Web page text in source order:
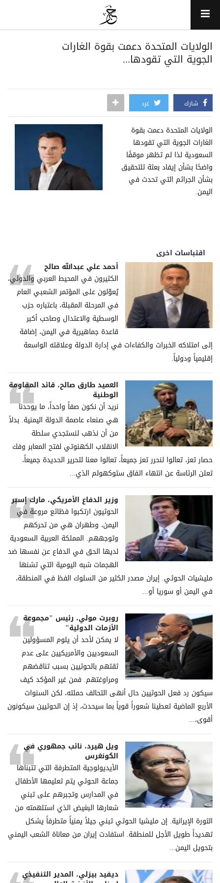
الولايات المتحدة دعمت بقوة الغارات
الجوية التي تقودها...
شارك غرد
الولايات المتحدة دعمت بقوة
الغارات الجوية التي تقودها
السعودية لذا لم تظهر موقفًا
واضحًا بشأن إيفاد بعثة للتحقيق
بشأن الجرائم التي تحدث في
اليمن.
اقتباسات اخرى
أحمد علي عبدالله صالح
الكثيرون في المحيط العربي والدولي،
يُعوّلون على المؤتمر الشعبي العام
في المرحلة المقبلة، باعتباره حزب
الوسطية والاعتدال وصاحب أكبر
قاعدة جماهيرية في اليمن، إضافة
إلى امتلاكه الخبرات والكفاءات في إدارة الدولة وعلاقته الواسعة
إقليمياً ودولياً.
العميد طارق صالح، قائد المقاومة
الوطنية
نريد أن نكون صفاً واحداً، ما يوحدنا
هي صنعاء عاصمة الدولة اليمنية. بدلاً
من أن نذهب لنستجدي سلطة
الانقلاب الكهنوتي لفتح المعابر وفك
حصار تعز، تعالوا لنحرر تعز جميعاً، تعالوا معنا لتحرير الحديدة جميعاً،
تعلن الرئاسة عن انتهاء اتفاق ستوكهولم الذي...
وزير الدفاع الأمريكي، مارك إسبر
الحوثيون ارتكبوا فظائع مروعة في
اليمن، وطهران هي من تحركهم
وتوجههم. المملكة العربية السعودية
لديها الحق في الدفاع عن نفسها ضد
الهجمات شبه اليومية التي تشنها
مليشيات الحوثي. إيران مصدر الكثير من السلوك الفظ في المنطقة،
في اليمن أو سوريا أو...
روبرت مولي، رئيس "مجموعة
الأزمات الدولية"
لا يمكن لأحد أن يلوم المسؤولين
السعوديين والأمريكيين على عدم
ثقتهم بالحوثيين بسبب تناقضهم
ومراوغتهم. فمن غير المؤكد كيف
سيكون رد فعل الحوثيين حال أنهى التحالف حملته، لكن السنوات
الأربع الماضية تعطينا شعوراً قوياً بما سيحدث، إذ إن الحوثيين سيكونون
أقوى،...
ويل هيرد، نائب جمهوري في
الكونغرس
الأيديولوجية المتطرفة التي تتبناها
جماعة الحوثي يتم تعليمها الأطفال
في المدارس وتجبرهم على تبني
شعارها البغيض الذي استلهمته من
الثورة الإيرانية. إن مليشيا الحوثي تبني جيلاً يمنياً متطرفاً يشكل
تهديداً طويل الأجل للمنطقة. استفادت إيران من معاناة الشعب اليمني
بتحويل اليمن...
ديفيد بيزلي، المدير التنفيذي